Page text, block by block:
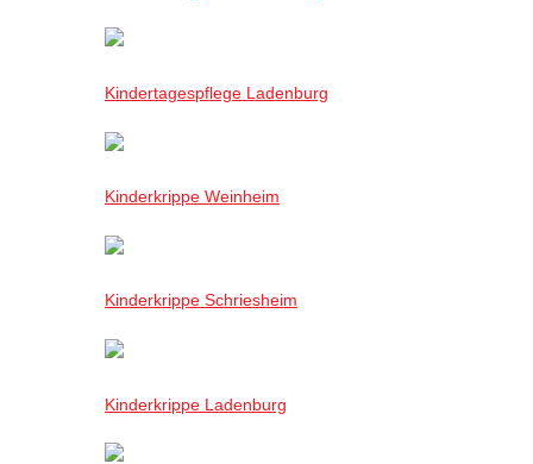
Kindertagespflege Ladenburg
Kinderkrippe Weinheim
Kinderkrippe Schriesheim
Kinderkrippe Ladenburg